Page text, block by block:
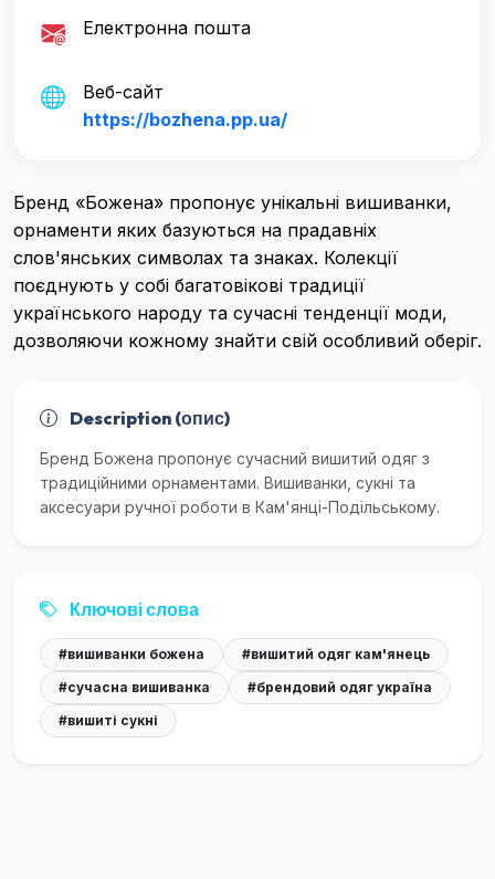
Електронна пошта
Веб-сайт
https://bozhena.pp.ua/
Бренд «Божена» пропонує унікальні вишиванки,
орнаменти яких базуються на прадавніх
слов'янських символах та знаках. Колекції
поєднують у собі багатовікові традиції
українського народу та сучасні тенденції моди,
дозволяючи кожному знайти свій особливий оберіг.
Description (опис)
Бренд Божена пропонує сучасний вишитий одяг з
традиційними орнаментами. Вишиванки, сукні та
аксесуари ручної роботи в Кам'янці-Подільському.
Ключові слова
#вишиванки божена
#вишитий одяг кам'янець
#сучасна вишиванка
#брендовий одяг україна
#вишиті сукні